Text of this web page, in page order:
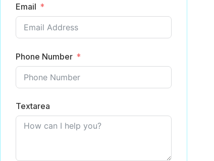
Email
Phone Number
Textarea